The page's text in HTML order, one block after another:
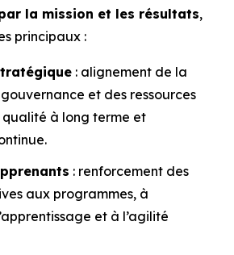
la mission et les résultats,
principaux :
: alignement de la
et des ressources
à long terme et
: renforcement des
aux programmes, à
et à l’agilité